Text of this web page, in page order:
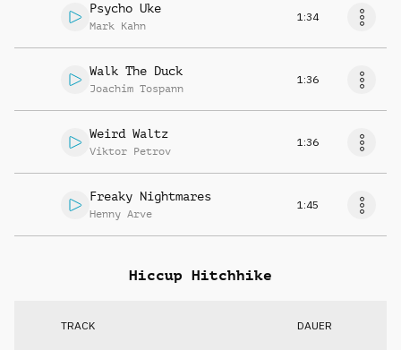
Psycho Uke
Mark Kahn
1:34
Walk The Duck
Joachim Tospann
1:36
Weird Waltz
Viktor Petrov
1:36
Freaky Nightmares
Henny Arve
1:45
Hiccup Hitchhike
TRACK DAUER